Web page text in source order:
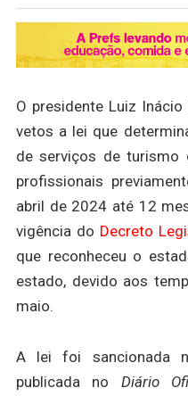
O presidente Luiz
vetos a lei que
de serviços de turismo
profissionais
abril de 2024 até 12
vigência do Decreto
que reconheceu o
estado, devido aos
maio.
A lei foi sancionada
publicada no Diário